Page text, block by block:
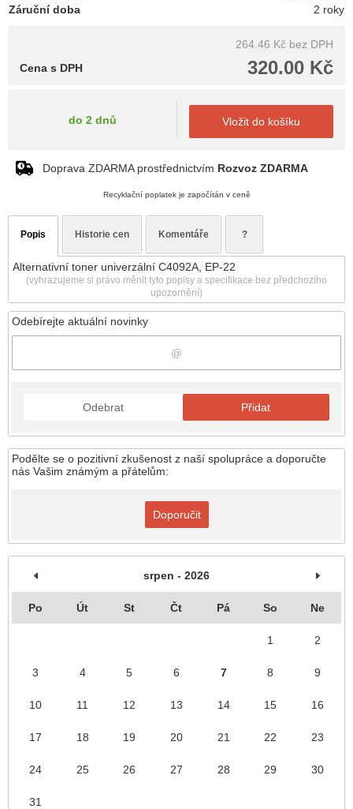
Odebírejte aktuální novinky
Odebrat Přidat
Podělte se o pozitivní zkušenost z naší spolupráce a doporučte
nás Vašim známým a přátelům:
Doporučit
srpen - 2026
Po Út St Čt Pá So Ne
1 2
3 4 5 6 7 8 9
10 11 12 13 14 15 16
17 18 19 20 21 22 23
24 25 26 27 28 29 30
31
Záruční doba
2 roky
264.46 Kč bez DPH
320.00 Kč
Cena s DPH
do 2 dnů Vložit do košíku
Doprava ZDARMA prostřednictvím Rozvoz ZDARMA
Recyklační poplatek je započítán v ceně
Popis Historie cen Komentáře ?
Alternativní toner univerzální C4092A, EP-22
(vyhrazujeme si právo měnit tyto popisy a specifikace bez předchozího
upozornění)